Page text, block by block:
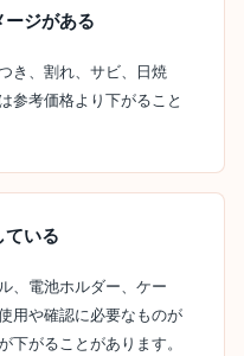
ージがある
き、割れ、サビ、日焼
参考価格より下がること
ている
、電池ホルダー、ケー
用や確認に必要なものが
下がることがあります。